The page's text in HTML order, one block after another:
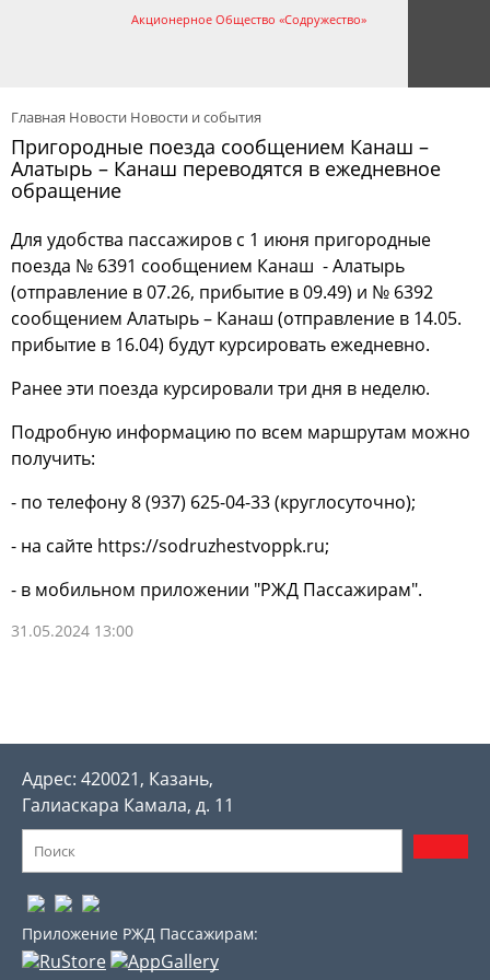
Акционерное Общество «Содружество»
Главная Новости Новости и события
Пригородные поезда сообщением Канаш –
Алатырь – Канаш переводятся в ежедневное
обращение
Для удобства пассажиров с 1 июня пригородные
поезда № 6391 сообщением Канаш - Алатырь
(отправление в 07.26, прибытие в 09.49) и № 6392
сообщением Алатырь – Канаш (отправление в 14.05.
прибытие в 16.04) будут курсировать ежедневно.
Ранее эти поезда курсировали три дня в неделю.
Подробную информацию по всем маршрутам можно
получить:
- по телефону 8 (937) 625-04-33 (круглосуточно);
- на сайте https://sodruzhestvoppk.ru;
- в мобильном приложении "РЖД Пассажирам".
31.05.2024 13:00
Адрес: 420021, Казань,
Галиаскара Камала, д. 11
Приложение РЖД Пассажирам: